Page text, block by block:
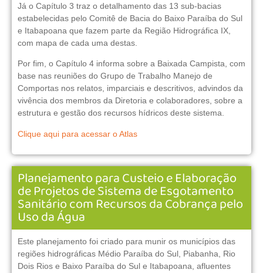
Já o Capítulo 3 traz o detalhamento das 13 sub-bacias
estabelecidas pelo Comitê de Bacia do Baixo Paraíba do Sul
e Itabapoana que fazem parte da Região Hidrográfica IX,
com mapa de cada uma destas.
Por fim, o Capítulo 4 informa sobre a Baixada Campista, com
base nas reuniões do Grupo de Trabalho Manejo de
Comportas nos relatos, imparciais e descritivos, advindos da
vivência dos membros da Diretoria e colaboradores, sobre a
estrutura e gestão dos recursos hídricos deste sistema.
Clique aqui para acessar o Atlas
Planejamento para Custeio e Elaboração
de Projetos de Sistema de Esgotamento
Sanitário com Recursos da Cobrança pelo
Uso da Água
Este planejamento foi criado para munir os municípios das
regiões hidrográficas Médio Paraíba do Sul, Piabanha, Rio
Dois Rios e Baixo Paraíba do Sul e Itabapoana, afluentes